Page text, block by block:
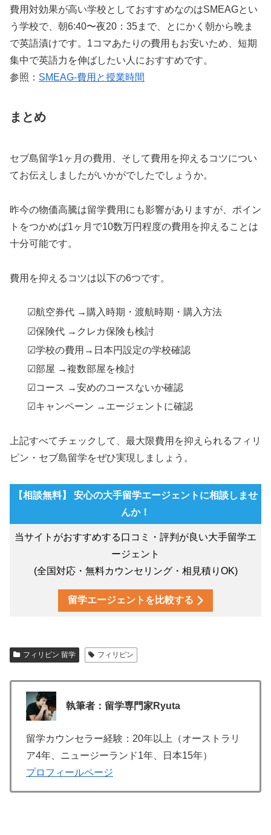
費用対効果が高い学校としておすすめなのはSMEAGとい
う学校で、朝6:40〜夜20：35まで、とにかく朝から晩ま
で英語漬けです。1コマあたりの費用もお安いため、短期
集中で英語力を伸ばしたい人におすすめです。
参照： SMEAG-費用と授業時間
まとめ
セブ島留学1ヶ月の費用、そして費用を抑えるコツについ
てお伝えしましたがいかがでしたでしょうか。
昨今の物価高騰は留学費用にも影響がありますが、ポイン
トをつかめば1ヶ月で10数万円程度の費用を抑えることは
十分可能です。
費用を抑えるコツは以下の6つです。
☑航空券代 →購入時期・渡航時期・購入方法
☑保険代 →クレカ保険も検討
☑学校の費用→日本円設定の学校確認
☑部屋 →複数部屋を検討
☑コース →安めのコースないか確認
☑キャンペーン →エージェントに確認
上記すべてチェックして、最大限費用を抑えられるフィリ
ピン・セブ島留学をぜひ実現しましょう。
【相談無料】 安心の大手留学エージェントに相談しませ
んか！
当サイトがおすすめする口コミ・評判が良い大手留学エ
ージェント
(全国対応・無料カウンセリング・相見積りOK)
留学エージェントを比較する
フィリピン 留学 フィリピン
執筆者：留学専門家Ryuta
留学カウンセラー経験：20年以上（オーストラリ
ア4年、ニュージーランド1年、日本15年）
プロフィールページ